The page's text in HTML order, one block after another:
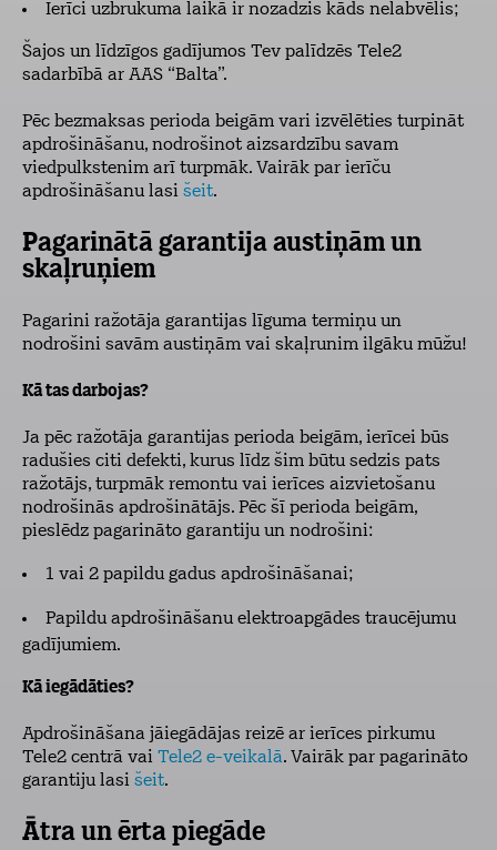
Ierīci uzbrukuma laikā ir nozadzis kāds nelabvēlis;
Šajos un līdzīgos gadījumos Tev palīdzēs Tele2
sadarbībā ar AAS “Balta”.
Pēc bezmaksas perioda beigām vari izvēlēties turpināt
apdrošināšanu, nodrošinot aizsardzību savam
viedpulkstenim arī turpmāk. Vairāk par ierīču
apdrošināšanu lasi šeit.
Pagarinātā garantija austiņām un
skaļruņiem
Pagarini ražotāja garantijas līguma termiņu un
nodrošini savām austiņām vai skaļrunim ilgāku mūžu!
Kā tas darbojas?
Ja pēc ražotāja garantijas perioda beigām, ierīcei būs
radušies citi defekti, kurus līdz šim būtu sedzis pats
ražotājs, turpmāk remontu vai ierīces aizvietošanu
nodrošinās apdrošinātājs. Pēc šī perioda beigām,
pieslēdz pagarināto garantiju un nodrošini:
1 vai 2 papildu gadus apdrošināšanai;
Papildu apdrošināšanu elektroapgādes traucējumu
gadījumiem.
Kā iegādāties?
Apdrošināšana jāiegādājas reizē ar ierīces pirkumu
Tele2 centrā vai Tele2 e-veikalā. Vairāk par pagarināto
garantiju lasi šeit.
Ātra un ērta piegāde